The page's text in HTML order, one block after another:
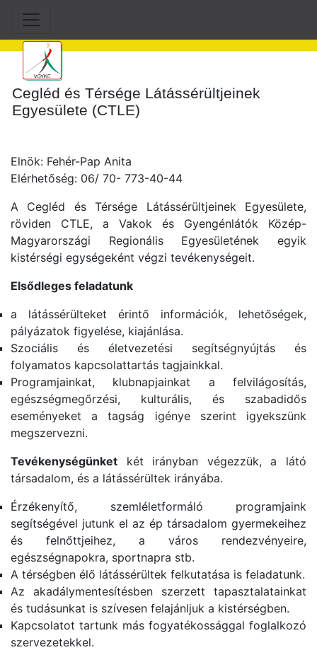
Cegléd és Térsége Látássérültjeinek
Egyesülete (CTLE)
Elnök: Fehér-Pap Anita
Elérhetőség: 06/ 70- 773-40-44
A Cegléd és Térsége Látássérültjeinek Egyesülete,
röviden CTLE, a Vakok és Gyengénlátók Közép-
Magyarországi Regionális Egyesületének egyik
kistérségi egységeként végzi tevékenységeit.
Elsődleges feladatunk
a látássérülteket érintő információk, lehetőségek,
pályázatok figyelése, kiajánlása.
Szociális és életvezetési segítségnyújtás és
folyamatos kapcsolattartás tagjainkkal.
Programjainkat, klubnapjainkat a felvilágosítás,
egészségmegőrzési, kulturális, és szabadidős
eseményeket a tagság igénye szerint igyekszünk
megszervezni.
Tevékenységünket két irányban végezzük, a látó
társadalom, és a látássérültek irányába.
Érzékenyítő, szemléletformáló programjaink
segítségével jutunk el az ép társadalom gyermekeihez
és felnőttjeihez, a város rendezvényeire,
egészségnapokra, sportnapra stb.
A térségben élő látássérültek felkutatása is feladatunk.
Az akadálymentesítésben szerzett tapasztalatainkat
és tudásunkat is szívesen felajánljuk a kistérségben.
Kapcsolatot tartunk más fogyatékossággal foglalkozó
szervezetekkel.